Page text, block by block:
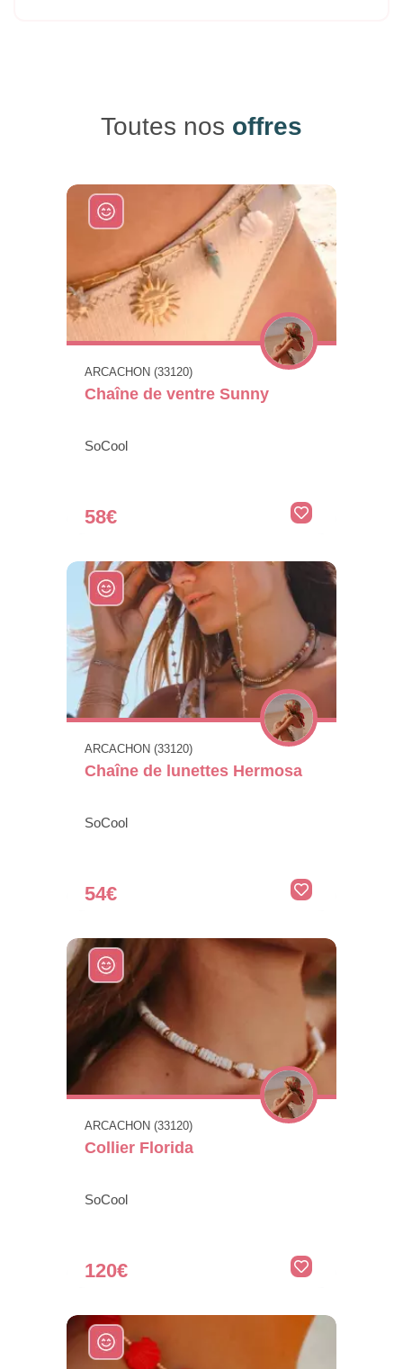
Toutes nos offres
ARCACHON (33120)
Chaîne de ventre Sunny
SoCool
58€
ARCACHON (33120)
Chaîne de lunettes Hermosa
SoCool
54€
ARCACHON (33120)
Collier Florida
SoCool
120€